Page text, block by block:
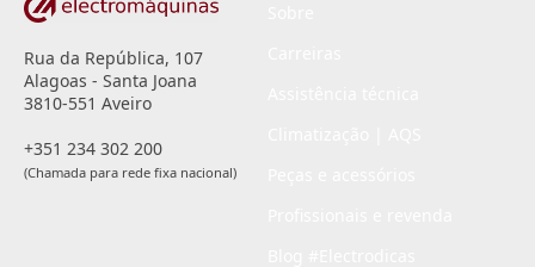
Rua da República, 107
Alagoas - Santa Joana
3810-551 Aveiro
+351 234 302 200
(Chamada para rede fixa nacional)